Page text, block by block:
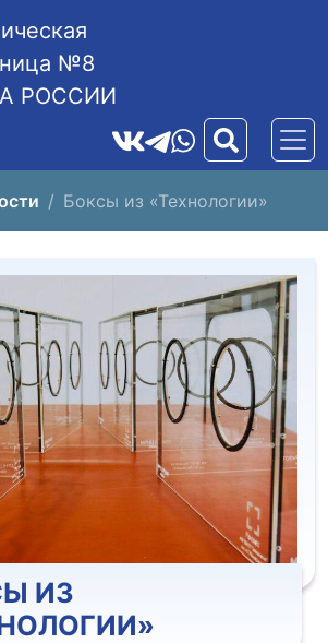
№8
РОССИИ
Боксы из «Технологии»
ИЗ